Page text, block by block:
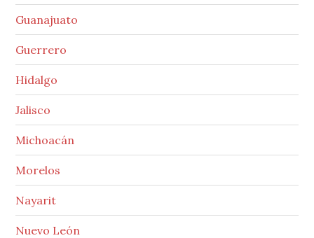
Guanajuato
Guerrero
Hidalgo
Jalisco
Michoacán
Morelos
Nayarit
Nuevo León